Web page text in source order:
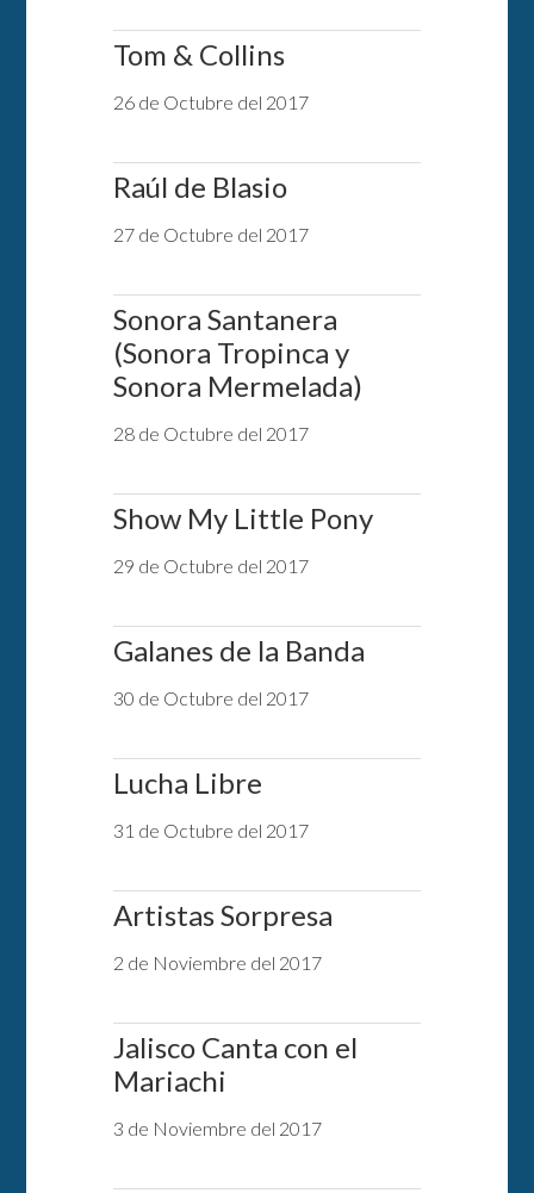
Tom & Collins
26 de Octubre del 2017
Raúl de Blasio
27 de Octubre del 2017
Sonora Santanera
(Sonora Tropinca y
Sonora Mermelada)
28 de Octubre del 2017
Show My Little Pony
29 de Octubre del 2017
Galanes de la Banda
30 de Octubre del 2017
Lucha Libre
31 de Octubre del 2017
Artistas Sorpresa
2 de Noviembre del 2017
Jalisco Canta con el
Mariachi
3 de Noviembre del 2017